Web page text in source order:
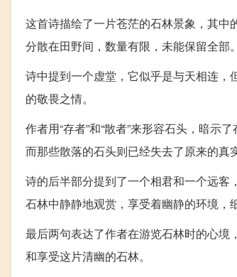
这首诗描绘了一片苍茫的石林景象，其
分散在田野间，数量有限，未能保留全部。
诗中提到一个虚堂，它似乎是与天相连
的敬畏之情。
作者用“存者”和“散者”来形容石头，暗示
而那些散落的石头则已经失去了原来的真
诗的后半部分提到了一个相君和一个远
石林中静静地观赏，享受着幽静的环境，
最后两句表达了作者在游览石林时的心
和享受这片清幽的石林。